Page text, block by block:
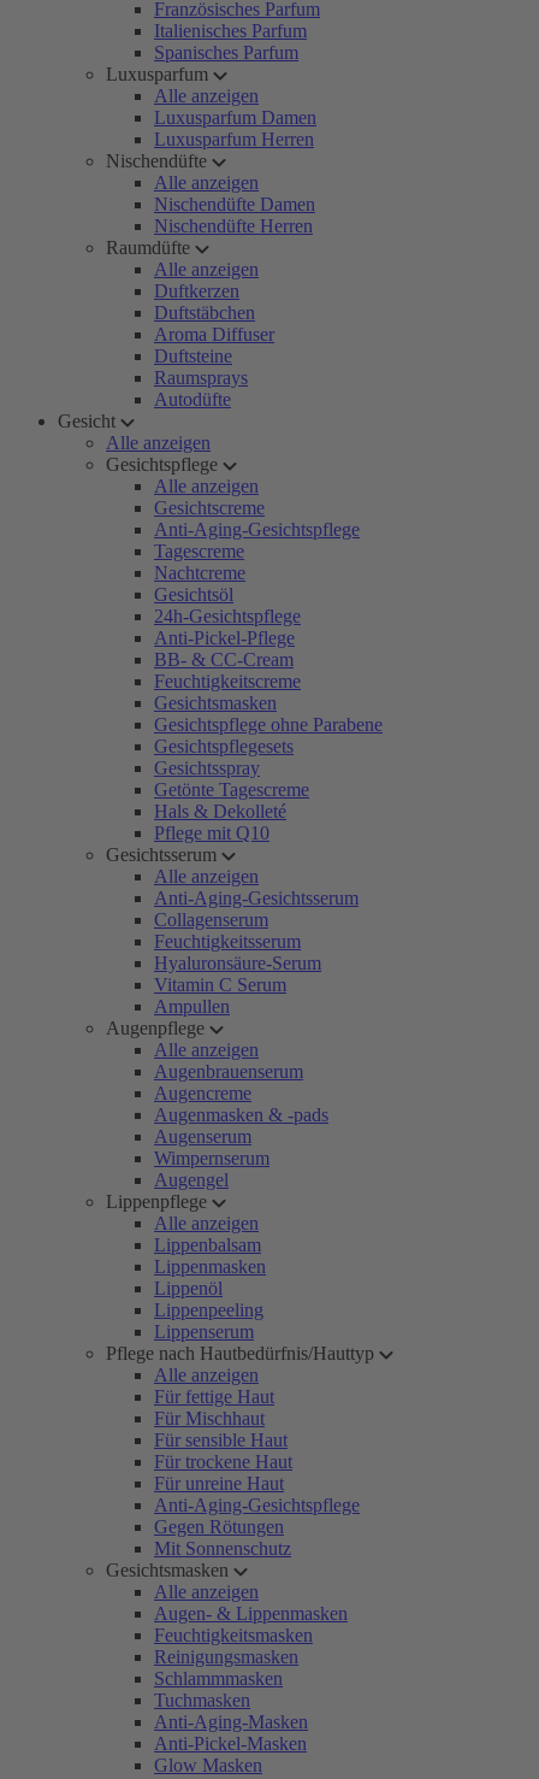
Französisches Parfum
Italienisches Parfum
Spanisches Parfum
Luxusparfum
Alle anzeigen
Luxusparfum Damen
Luxusparfum Herren
Nischendüfte
Alle anzeigen
Nischendüfte Damen
Nischendüfte Herren
Raumdüfte
Alle anzeigen
Duftkerzen
Duftstäbchen
Aroma Diffuser
Duftsteine
Raumsprays
Autodüfte
Gesicht
Alle anzeigen
Gesichtspflege
Alle anzeigen
Gesichtscreme
Anti-Aging-Gesichtspflege
Tagescreme
Nachtcreme
Gesichtsöl
24h-Gesichtspflege
Anti-Pickel-Pflege
BB- & CC-Cream
Feuchtigkeitscreme
Gesichtsmasken
Gesichtspflege ohne Parabene
Gesichtspflegesets
Gesichtsspray
Getönte Tagescreme
Hals & Dekolleté
Pflege mit Q10
Gesichtsserum
Alle anzeigen
Anti-Aging-Gesichtsserum
Collagenserum
Feuchtigkeitsserum
Hyaluronsäure-Serum
Vitamin C Serum
Ampullen
Augenpflege
Alle anzeigen
Augenbrauenserum
Augencreme
Augenmasken & -pads
Augenserum
Wimpernserum
Augengel
Lippenpflege
Alle anzeigen
Lippenbalsam
Lippenmasken
Lippenöl
Lippenpeeling
Lippenserum
Pflege nach Hautbedürfnis/Hauttyp
Alle anzeigen
Für fettige Haut
Für Mischhaut
Für sensible Haut
Für trockene Haut
Für unreine Haut
Anti-Aging-Gesichtspflege
Gegen Rötungen
Mit Sonnenschutz
Gesichtsmasken
Alle anzeigen
Augen- & Lippenmasken
Feuchtigkeitsmasken
Reinigungsmasken
Schlammmasken
Tuchmasken
Anti-Aging-Masken
Anti-Pickel-Masken
Glow Masken